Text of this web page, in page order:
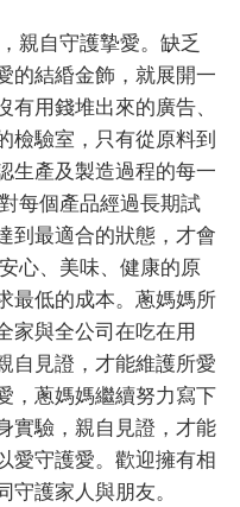
親自守護摯愛。缺乏
的結緍金飾，就展開一
用錢堆出來的廣告、
檢驗室，只有從原料到
生產及製造過程的每一
每個產品經過長期試
到最適合的狀態，才會
心、美味、健康的原
最低的成本。蔥媽媽所
家與全公司在吃在用
自見證，才能維護所愛
，蔥媽媽繼續努力寫下
實驗，親自見證，才能
愛守護愛。歡迎擁有相
護家人與朋友。